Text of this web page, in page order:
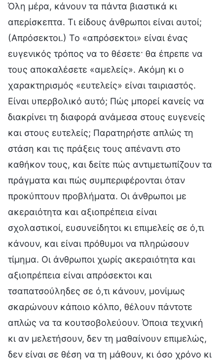
Όλη μέρα, κάνουν τα πάντα βιαστικά κι
απερίσκεπτα. Τι είδους άνθρωποι είναι αυτοί;
(Απρόσεκτοι.) Το «απρόσεκτοι» είναι ένας
ευγενικός τρόπος να το θέσετε· θα έπρεπε να
τους αποκαλέσετε «αμελείς». Ακόμη κι ο
χαρακτηρισμός «ευτελείς» είναι ταιριαστός.
Είναι υπερβολικό αυτό; Πώς μπορεί κανείς να
διακρίνει τη διαφορά ανάμεσα στους ευγενείς
και στους ευτελείς; Παρατηρήστε απλώς τη
στάση και τις πράξεις τους απέναντι στο
καθήκον τους, και δείτε πώς αντιμετωπίζουν τα
πράγματα και πώς συμπεριφέρονται όταν
προκύπτουν προβλήματα. Οι άνθρωποι με
ακεραιότητα και αξιοπρέπεια είναι
σχολαστικοί, ευσυνείδητοι κι επιμελείς σε ό,τι
κάνουν, και είναι πρόθυμοι να πληρώσουν
τίμημα. Οι άνθρωποι χωρίς ακεραιότητα και
αξιοπρέπεια είναι απρόσεκτοι και
τσαπατσούληδες σε ό,τι κάνουν, μονίμως
σκαρώνουν κάποιο κόλπο, θέλουν πάντοτε
απλώς να τα κουτσοβολεύουν. Όποια τεχνική
κι αν μελετήσουν, δεν τη μαθαίνουν επιμελώς,
δεν είναι σε θέση να τη μάθουν, κι όσο χρόνο κι